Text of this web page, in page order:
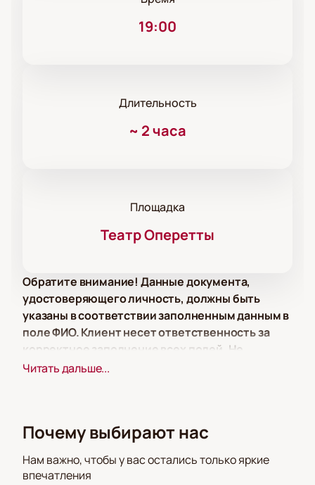
19:00
Длительность
~ 2 часа
Площадка
Театр Оперетты
Обратите внимание! Данные документа,
удостоверяющего личность, должны быть
указаны в соответствии заполненным данным в
поле ФИО. Клиент несет ответственность за
корректное заполнение всех полей. Не
забудьте взять документ с собой!
Режиссёр:Валерий Архипов
Январина, Инара Гулиева, Анна Новикова, Ольга
Читать дальше...
Почему выбирают нас
Нам важно, чтобы у вас остались только яркие
впечатления